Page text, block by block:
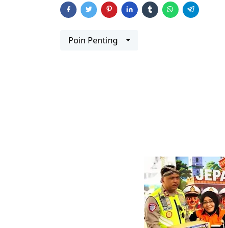
Poin Penting